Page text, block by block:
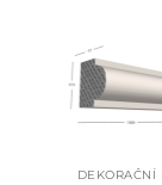
DEKORAČNÍ